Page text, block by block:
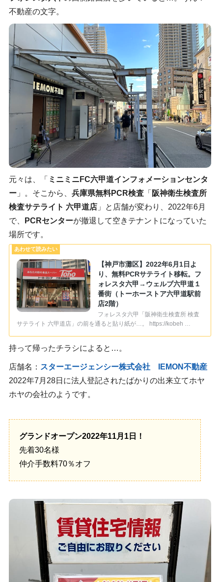
不動産の文字。
元々は、「 ミニミニFC六甲道インフォメーションセンタ
ー」。そこから、 兵庫県無料PCR検査「 阪神衛⽣検査所
検査サテライト 六甲道店」と店舗が変わり、2022年6月
で、
PCRセンターが撤退して空きテナントになっていた
場所です。
【神戸市灘区】2022年6月1日よ
り、無料PCRサテライト移転。フ
ォレスタ六甲→ウェルブ六甲道１
番街（トーホーストア六甲道駅前
店2階）
フォレスタ六甲「阪神衛生検査所 検査
サテライト 六甲道店」の前を通ると貼り紙が…。 https://kobeh …
持って帰ったチラシによると…。
店舗名： スターエージェンシー株式会社 IEMON不動産
2022年7月28日に法人登記されたばかりの出来立てホヤ
ホヤの会社のようです。
グランドオープン2022年11月1日！
先着30名様
仲介手数料70％オフ